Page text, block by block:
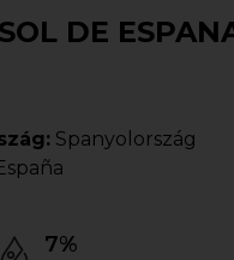
DE
Spanyolország
7%